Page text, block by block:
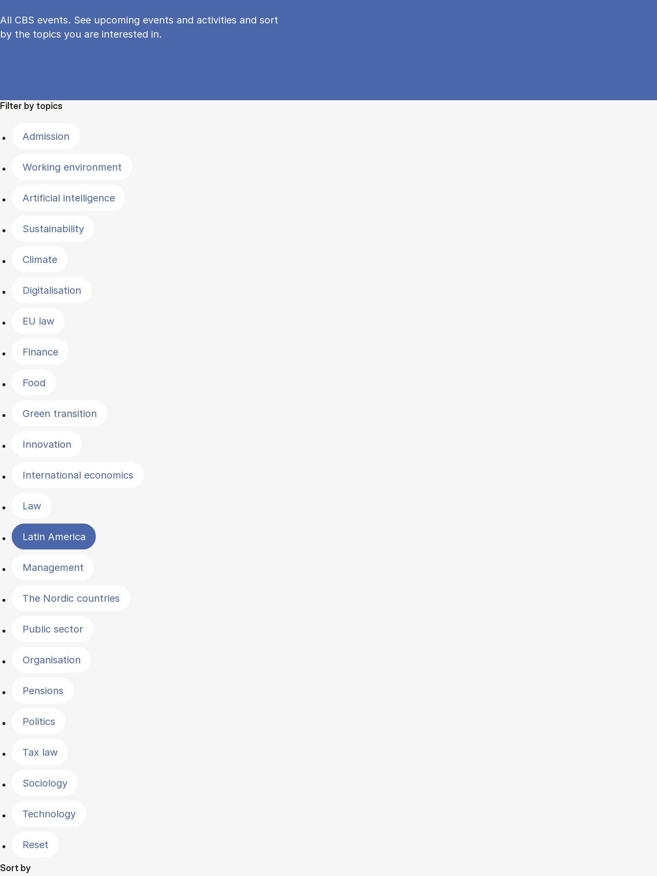
All CBS events. See upcoming events and activities and sort
by the topics you are interested in.
Filter by topics
Admission
Working environment
Artificial intelligence
Sustainability
Climate
Digitalisation
EU law
Finance
Food
Green transition
Innovation
International economics
Law
Latin America
Management
The Nordic countries
Public sector
Organisation
Pensions
Politics
Tax law
Sociology
Technology
Reset
Sort by